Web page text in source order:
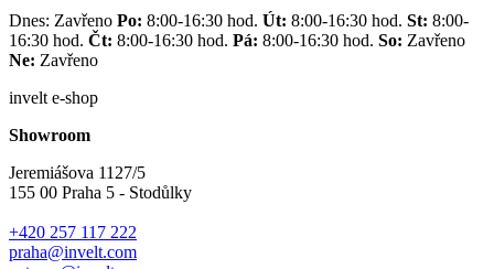
Dnes: Zavřeno Po: 8:00-16:30 hod. Út: 8:00-16:30 hod. St: 8:00-
16:30 hod. Čt: 8:00-16:30 hod. Pá: 8:00-16:30 hod. So: Zavřeno
Ne: Zavřeno
invelt e-shop
Showroom
Jeremiášova 1127/5
155 00 Praha 5 - Stodůlky
+420 257 117 222
praha@invelt.com